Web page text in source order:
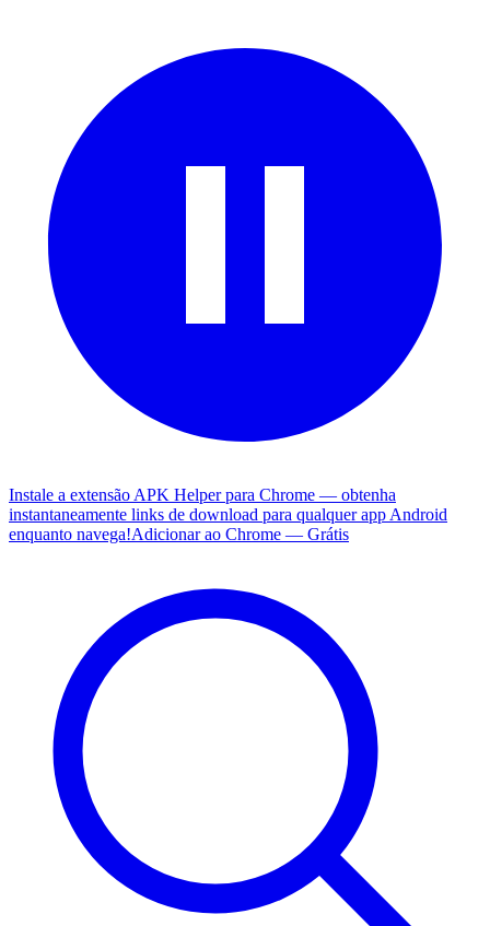
Instale a extensão APK Helper para Chrome — obtenha
instantaneamente links de download para qualquer app Android
enquanto navega!Adicionar ao Chrome — Grátis